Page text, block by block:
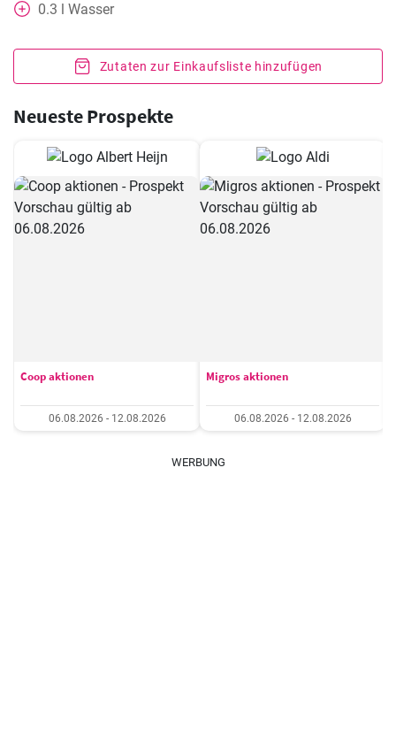
0.3 l Wasser
Zutaten zur Einkaufsliste hinzufügen
Neueste Prospekte
Coop aktionen
06.08.2026 - 12.08.2026
Migros aktionen
06.08.2026 - 12.08.2026
WERBUNG